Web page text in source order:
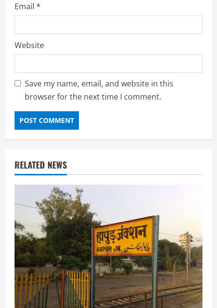
Email *
Website
Save my name, email, and website in this
browser for the next time I comment.
RELATED NEWS